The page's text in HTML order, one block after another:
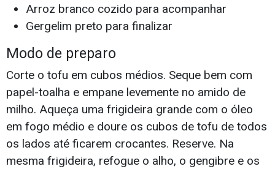
Arroz branco cozido para acompanhar
Gergelim preto para finalizar
Modo de preparo
Corte o tofu em cubos médios. Seque bem com
papel-toalha e empane levemente no amido de
milho. Aqueça uma frigideira grande com o óleo
em fogo médio e doure os cubos de tofu de todos
os lados até ficarem crocantes. Reserve. Na
mesma frigideira, refogue o alho, o gengibre e os